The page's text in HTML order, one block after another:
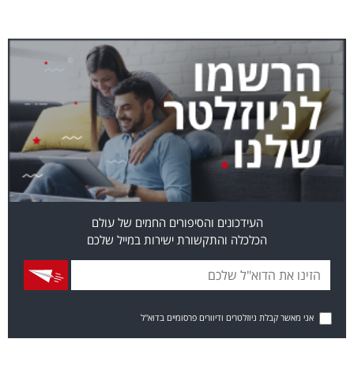
העידכונים והסיפורים החמים של עולם
הכלכלה והתקשורת ישירות במייל שלכם
אני מאשר קבלת ניוזלטרים ודיוורים פרסומיים בדוא"ל